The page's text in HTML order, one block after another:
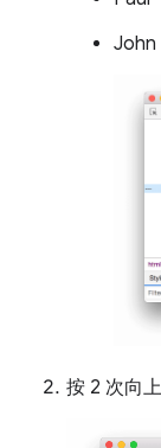
John
按 2 次向上